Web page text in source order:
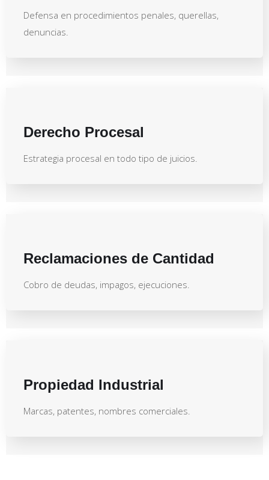
Defensa en procedimientos penales, querellas,
denuncias.
Derecho Procesal
Estrategia procesal en todo tipo de juicios.
Reclamaciones de Cantidad
Cobro de deudas, impagos, ejecuciones.
Propiedad Industrial
Marcas, patentes, nombres comerciales.